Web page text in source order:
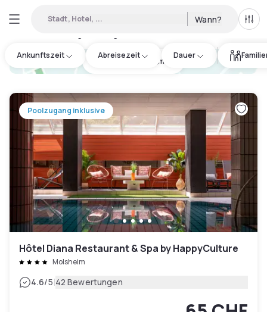
Stadt, Hotel, ... Wann? Alle
Ankunftszeit Abreisezeit Dauer
hotel.cta.view_map
Poolzugang inklusive
Hôtel Diana Restaurant & Spa by HappyCulture
Molsheim
4.6/5|42 Bewertungen